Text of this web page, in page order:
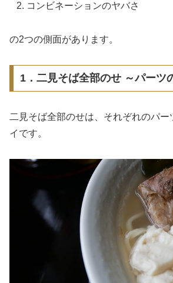
コンビネーションのヤバさ
の2つの側面があります。
1．二見そば全部のせ ～パーツ
二見そば全部のせは、それぞれのパー
イです。